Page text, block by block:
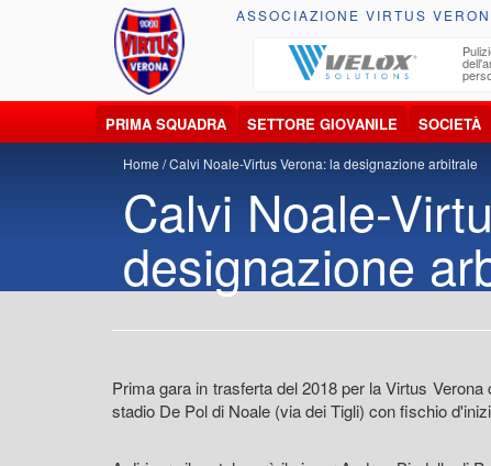
ASSOCIAZIONE VIRTUS
trasporto, smaltimento e recupero di
PRIMA SQUADRA SETTORE GIOVANILE SOCIETÀ
Home Calvi Noale-Virtus Verona: la designazione arbitrale
Calvi Noale-
designazione
Prima gara in trasferta del 2018 per la Virtus
stadio De Pol di Noale (via dei Tigli) con fischio